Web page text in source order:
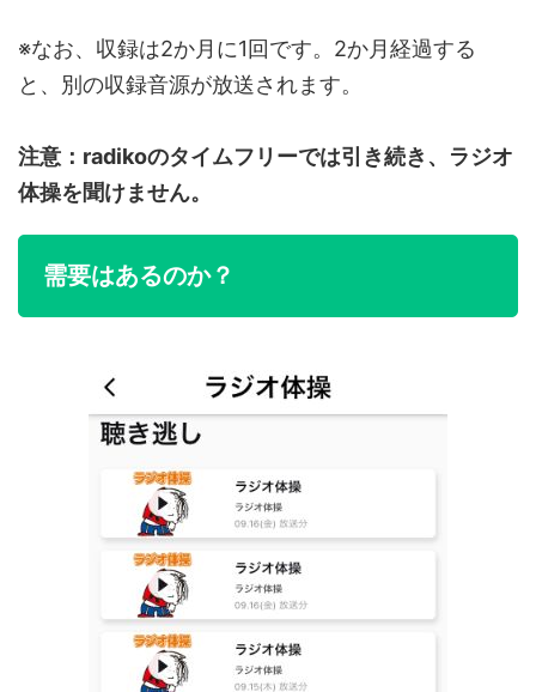
※なお、収録は2か月に1回です。2か月経過する
と、別の収録音源が放送されます。
注意：radikoのタイムフリーでは引き続き、ラジオ
体操を聞けません。
需要はあるのか？